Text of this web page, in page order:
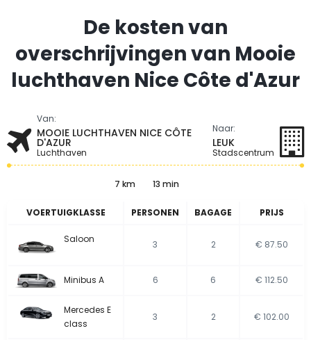
De kosten van
overschrijvingen van Mooie
luchthaven Nice Côte d'Azur
Van:
MOOIE LUCHTHAVEN NICE CÔTE
D'AZUR
Luchthaven
Naar:
LEUK
Stadscentrum
7 km 13 min
VOERTUIGKLASSE PERSONEN BAGAGE PRIJS
Saloon 3 2 € 87.50
Minibus A 6 6 € 112.50
Mercedes E
class
3 2 € 102.00